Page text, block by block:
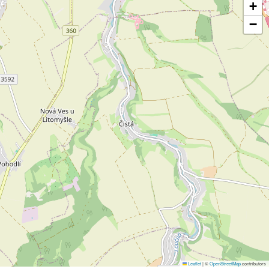
+
−
Leaflet|©OpenStreetMapcontributors